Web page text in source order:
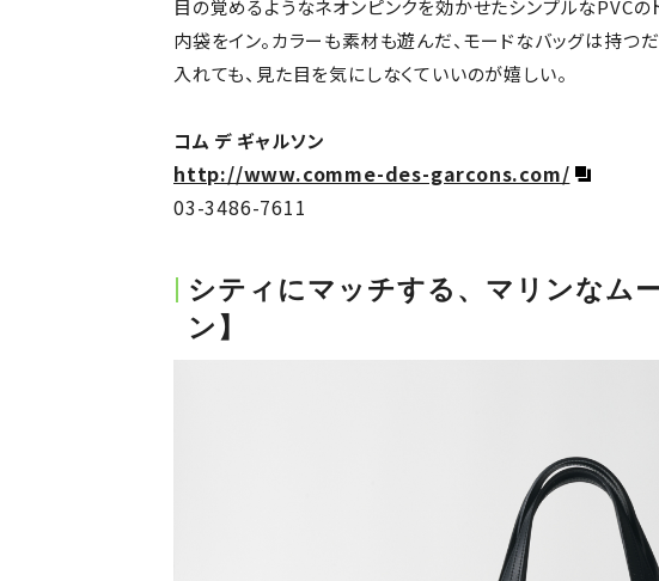
目の覚めるようなネオンピンクを効かせたシンプルなPVCの
内袋をイン。カラーも素材も遊んだ、モードなバッグは持つ
入れても、見た目を気にしなくていいのが嬉しい。
コム デ ギャルソン
http://www.comme-des-garcons.com/
03-3486-7611
シティにマッチする、マリンなム
ン】